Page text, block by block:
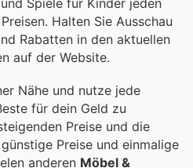
Spiele für Kinder jeden
Halten Sie Ausschau
Rabatten in den aktuellen
auf der Website.
Nähe und nutze jede
für dein Geld zu
Preise und die
Preise und einmalige
anderen Möbel &